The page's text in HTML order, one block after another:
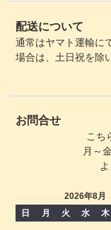
配送について
通常はヤマト運輸に
場合は、土日祝を除
お問合せ
こち
月～
2026年8月
日
月 火 水 木